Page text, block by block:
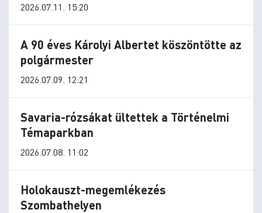
2026.07.11. 15:20
A 90 éves Károlyi Albertet köszöntötte az
polgármester
2026.07.09. 12:21
Savaria-rózsákat ültettek a Történelmi
Témaparkban
2026.07.08. 11:02
Holokauszt-megemlékezés
Szombathelyen